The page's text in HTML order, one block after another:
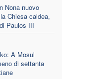
Nona nuovo
Chiesa caldea,
Paulos III
A Mosul
di settanta